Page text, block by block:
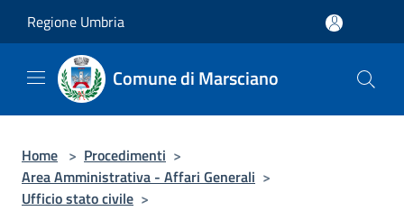
Regione Umbria
Comune di Marsciano
Home > Procedimenti >
Area Amministrativa - Affari Generali >
Ufficio stato civile >